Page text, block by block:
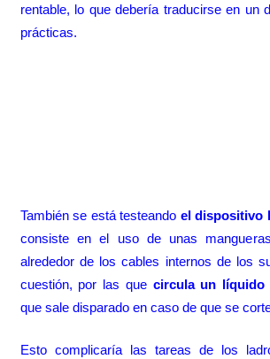
rentable, lo que debería traducirse en un
prácticas.
También se está testeando el dispositivo
consiste en el uso de unas
alrededor de los cables internos de los
cuestión, por las que circula un líquido
que sale disparado en caso de que se
Esto complicaría las tareas de los